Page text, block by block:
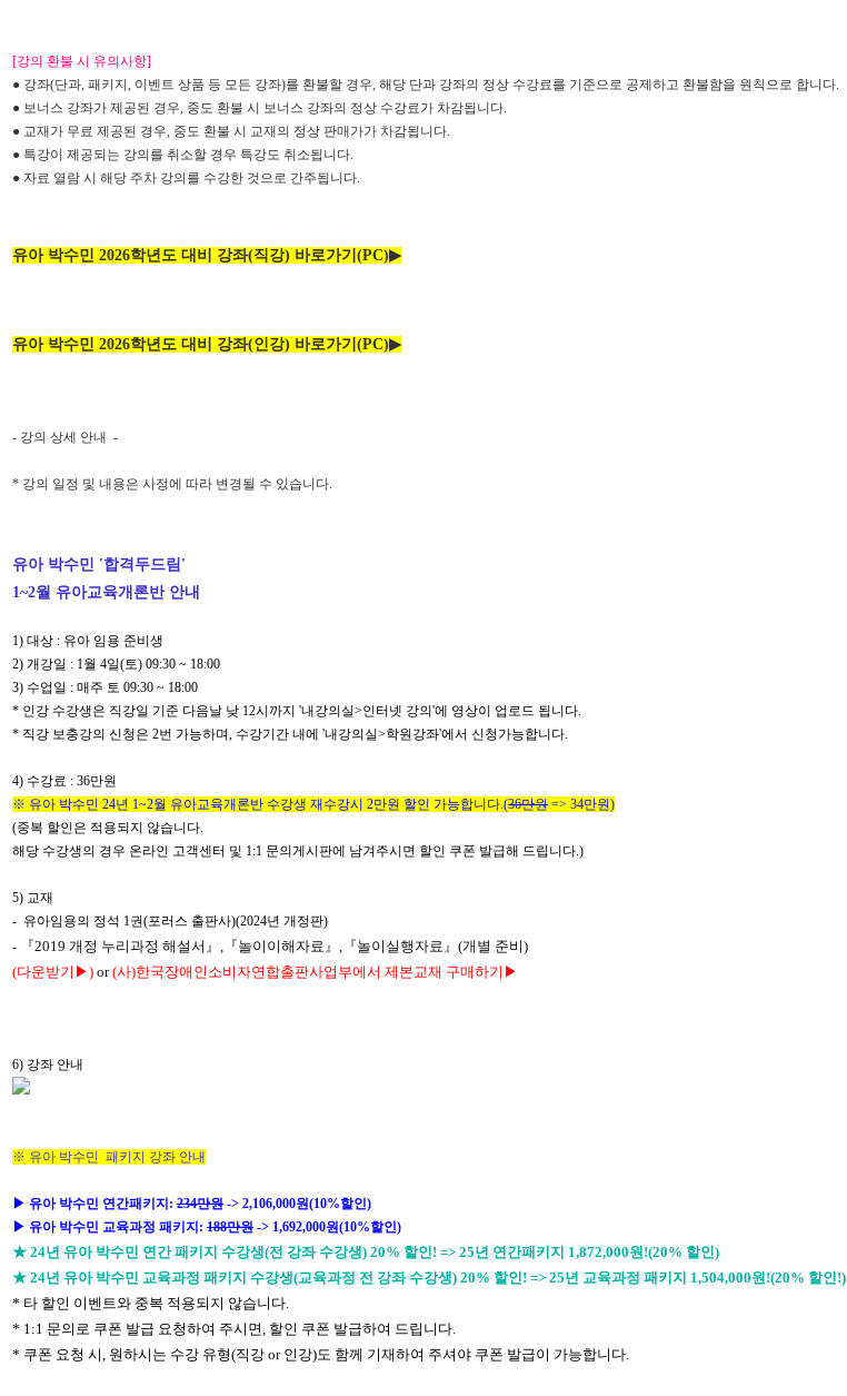
[강의 환불 시 유의사항]
● 강좌(단과, 패키지, 이벤트 상품 등 모든 강좌)를 환불할 경우, 해당 단과 강좌의 정상 수강료를 기준으로 공제하고 환불함을 원칙으로 합니다.
● 보너스 강좌가 제공된 경우, 중도 환불 시 보너스 강좌의 정상 수강료가 차감됩니다.
● 교재가 무료 제공된 경우, 중도 환불 시 교재의 정상 판매가가 차감됩니다.
● 특강이 제공되는 강의를 취소할 경우 특강도 취소됩니다.
● 자료 열람 시 해당 주차 강의를 수강한 것으로 간주됩니다.
유아 박수민 2026학년도 대비 강좌(직강) 바로가기(PC)▶
유아 박수민 2026학년도 대비 강좌(인강) 바로가기(PC)▶
- 강의 상세 안내 -
* 강의 일정 및 내용은 사정에 따라 변경될 수 있습니다.
유아 박수민 '합격두드림'
1~2월 유아교육개론반 안내
1) 대상 : 유아 임용 준비생
2) 개강일 : 1 월 4일(토) 09:30 ~ 18:00
3) 수업일 : 매주 토 09:30 ~ 18:00
* 인강 수강생은 직강일 기준 다음날 낮 12시까지 '내강의실>인터넷 강의'에 영상이 업로드 됩니다.
* 직강 보충강의 신청은 2번 가능하며, 수강기간 내에 '내강의실>학원강좌'에서 신청가능합니다.
4) 수강료 : 36만원
※ 유아 박수민 24년 1~2월 유아교육개론반 수강생 재수강시 2만원 할인 가능합니다 .(36만원 => 34만원)
(중복 할인은 적용되지 않습니다.
해당 수강생의 경우 온라인 고객센터 및 1:1 문의게시판에 남겨주시면 할인 쿠폰 발급해 드립니다 .)
5) 교재
- 유아임용의 정석 1권(포러스 출판사)(2024년 개정판)
-
『2019 개정 누리과정 해설서 』 『놀이이해자료 』, 『놀이실행자료 』(개별 준비)
(다운받기 ▶) or(사)한국장애인소비자연합출판사업부에서 제본교재 구매하기 ▶
6) 강좌 안내
※ 유아 박수민 패키지 강좌 안내
▶ 유아 박수민 연간패키지: 234만원 -> 2,106,000원(10%할인)
▶ 유아 박수민 교육과정 패키지: 188만원 -> 1,692,000원(10%할인)
★ 24년 유아 박수민 연간 패키지 수강생(전 강좌 수강생) 20% 할인! => 25년 연간패키지 1,872,000원!(20% 할인)
★ 24년 유아 박수민 교육과정 패키지 수강생(교육과정 전 강좌 수강생) 20% 할인! => 25년 교육과정 패키지 1,504,000원!(20% 할인!)
* 타 할인 이벤트와 중복 적용되지 않습니다.
* 1:1 문의로 쿠폰 발급 요청하여 주시면, 할인 쿠폰 발급하여 드립니다.
* 쿠폰 요청 시, 원하시는 수강 유형(직강 or 인강)도 함께 기재하여 주셔야 쿠폰 발급이 가능합니다.